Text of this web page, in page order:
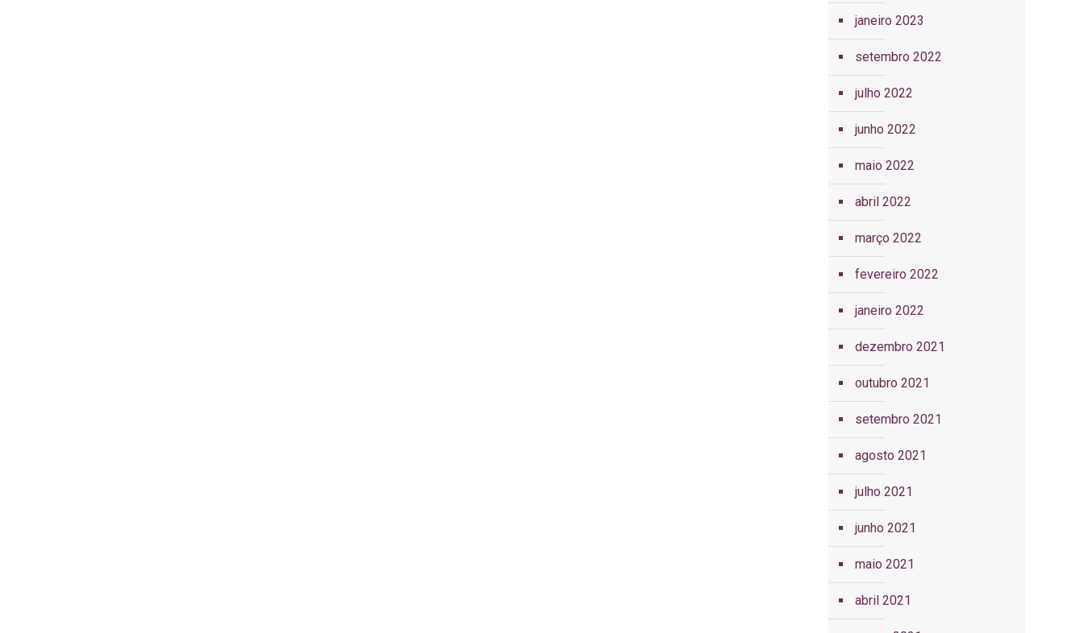
janeiro 2023
setembro 2022
julho 2022
junho 2022
maio 2022
abril 2022
março 2022
fevereiro 2022
janeiro 2022
dezembro 2021
outubro 2021
setembro 2021
agosto 2021
julho 2021
junho 2021
maio 2021
abril 2021